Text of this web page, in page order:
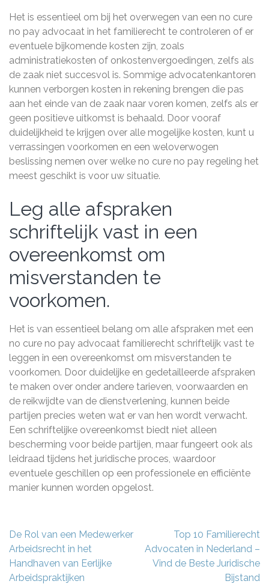
Het is essentieel om bij het overwegen van een no cure
no pay advocaat in het familierecht te controleren of er
eventuele bijkomende kosten zijn, zoals
administratiekosten of onkostenvergoedingen, zelfs als
de zaak niet succesvol is. Sommige advocatenkantoren
kunnen verborgen kosten in rekening brengen die pas
aan het einde van de zaak naar voren komen, zelfs als er
geen positieve uitkomst is behaald. Door vooraf
duidelijkheid te krijgen over alle mogelijke kosten, kunt u
verrassingen voorkomen en een weloverwogen
beslissing nemen over welke no cure no pay regeling het
meest geschikt is voor uw situatie.
Leg alle afspraken
schriftelijk vast in een
overeenkomst om
misverstanden te
voorkomen.
Het is van essentieel belang om alle afspraken met een
no cure no pay advocaat familierecht schriftelijk vast te
leggen in een overeenkomst om misverstanden te
voorkomen. Door duidelijke en gedetailleerde afspraken
te maken over onder andere tarieven, voorwaarden en
de reikwijdte van de dienstverlening, kunnen beide
partijen precies weten wat er van hen wordt verwacht.
Een schriftelijke overeenkomst biedt niet alleen
bescherming voor beide partijen, maar fungeert ook als
leidraad tijdens het juridische proces, waardoor
eventuele geschillen op een professionele en efficiënte
manier kunnen worden opgelost.
Berichtnavigatie
De Rol van een Medewerker
Arbeidsrecht in het
Handhaven van Eerlijke
Arbeidspraktijken
Top 10 Familierecht
Advocaten in Nederland –
Vind de Beste Juridische
Bijstand